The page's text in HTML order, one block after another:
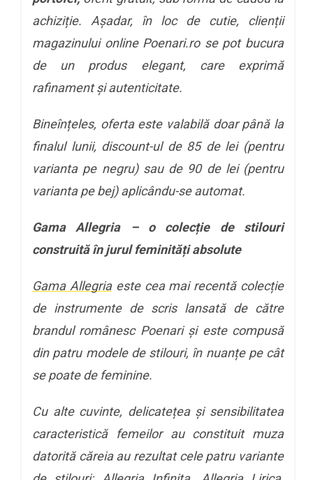
achiziție. Așadar, în loc de cutie, clienții
magazinului online Poenari.ro se pot bucura
de un produs elegant, care exprimă
rafinament și autenticitate.
Bineînțeles, oferta este valabilă doar până la
finalul lunii, discount-ul de 85 de lei (pentru
varianta pe negru) sau de 90 de lei (pentru
varianta pe bej) aplicându-se automat.
Gama Allegria – o colecție de stilouri
construită în jurul feminități absolute
Gama Allegriaeste cea mai recentă colecție
de instrumente de scris lansată de către
brandul românesc Poenari și este compusă
din patru modele de stilouri, în nuanțe pe cât
se poate de feminine.
Cu alte cuvinte, delicatețea și sensibilitatea
caracteristică femeilor au constituit muza
datorită căreia au rezultat cele patru variante